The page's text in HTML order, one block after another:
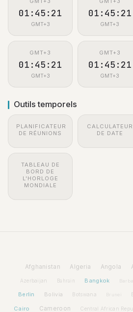
01:45:21
GMT+3
01:45:21
GMT+3
GMT+3
01:45:21
GMT+3
GMT+3
01:45:21
GMT+3
Outils temporels
PLANIFICATEUR
DE RÉUNIONS
CALCULATEUR
DE DATE
TABLEAU DE
BORD DE
L'HORLOGE
MONDIALE
Afghanistan Algeria Angola
Azerbaijan Bahrain Bangkok
Berlin Bolivia Botswana Brunei
Cairo Cameroon Central African